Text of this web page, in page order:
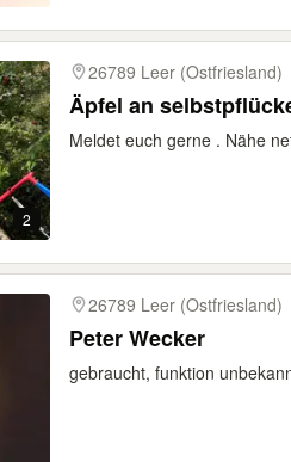
2
26789 Leer (Ostfriesland)
Äpfel an
Meldet euch gerne . Nähe
26789 Leer (Ostfriesland)
Peter Wecker
gebraucht, funktion